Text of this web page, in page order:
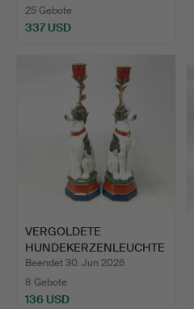
25 Gebote
337 USD
VERGOLDETE
HUNDEKERZENLEUCHTE
R.
Beendet 30. Jun 2026
8 Gebote
136 USD